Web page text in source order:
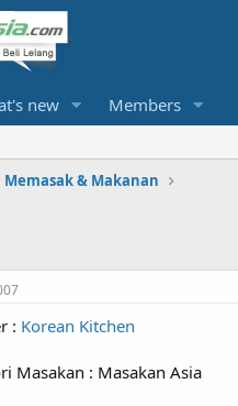
new Members
Memasak & Makanan
: Korean Kitchen
Masakan : Masakan Asia